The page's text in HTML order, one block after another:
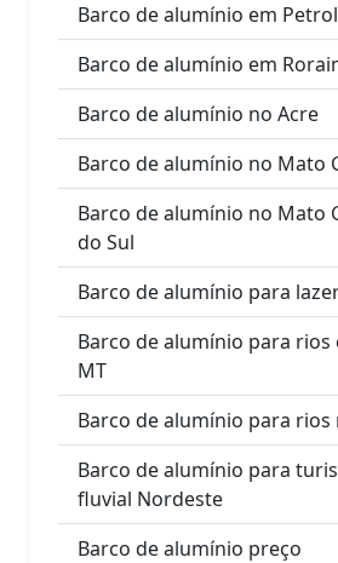
Barco de alumínio em
Barco de alumínio em
Barco de alumínio no Acre
Barco de alumínio no Mato
Barco de alumínio no Mato
do Sul
Barco de alumínio para
Barco de alumínio para rios
MT
Barco de alumínio para rios
Barco de alumínio para
fluvial Nordeste
Barco de alumínio preço